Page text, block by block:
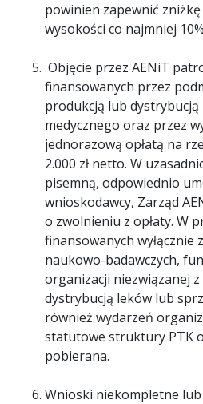
powinien zapewnić zniżkę
wysokości co najmniej 10%
Objęcie przez AENiT
finansowanych przez
produkcją lub
medycznego oraz przez
jednorazową opłatą na
2.000 zł netto. W
pisemną, odpowiednio
wnioskodawcy, Zarząd
o zwolnieniu z opłaty. W
finansowanych
naukowo-badawczych,
organizacji niezwiązanej
dystrybucją leków lub
również wydarzeń
statutowe struktury PTK
pobierana.
Wnioski niekompletne